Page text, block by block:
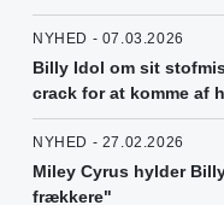
NYHED - 07.03.2026
Billy Idol om sit
crack for at komme af
NYHED - 27.02.2026
Miley Cyrus hylder
frækkere"